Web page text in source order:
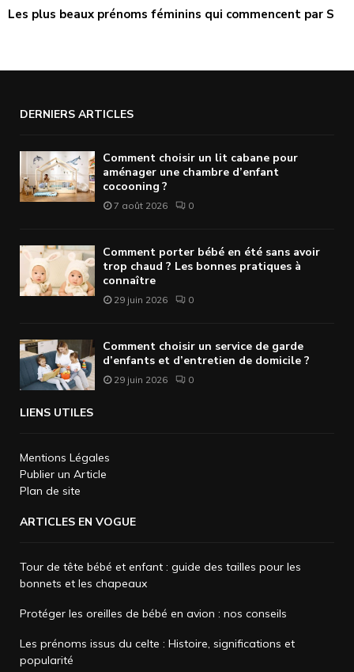
Les plus beaux prénoms féminins qui commencent par S
DERNIERS ARTICLES
Comment choisir un lit cabane pour
aménager une chambre d’enfant
cocooning ?
7 août 2026 0
Comment porter bébé en été sans avoir
trop chaud ? Les bonnes pratiques à
connaître
29 juin 2026 0
Comment choisir un service de garde
d’enfants et d’entretien de domicile ?
29 juin 2026 0
LIENS UTILES
Mentions Légales
Publier un Article
Plan de site
ARTICLES EN VOGUE
Tour de tête bébé et enfant : guide des tailles pour les
bonnets et les chapeaux
Protéger les oreilles de bébé en avion : nos conseils
Les prénoms issus du celte : Histoire, significations et
popularité